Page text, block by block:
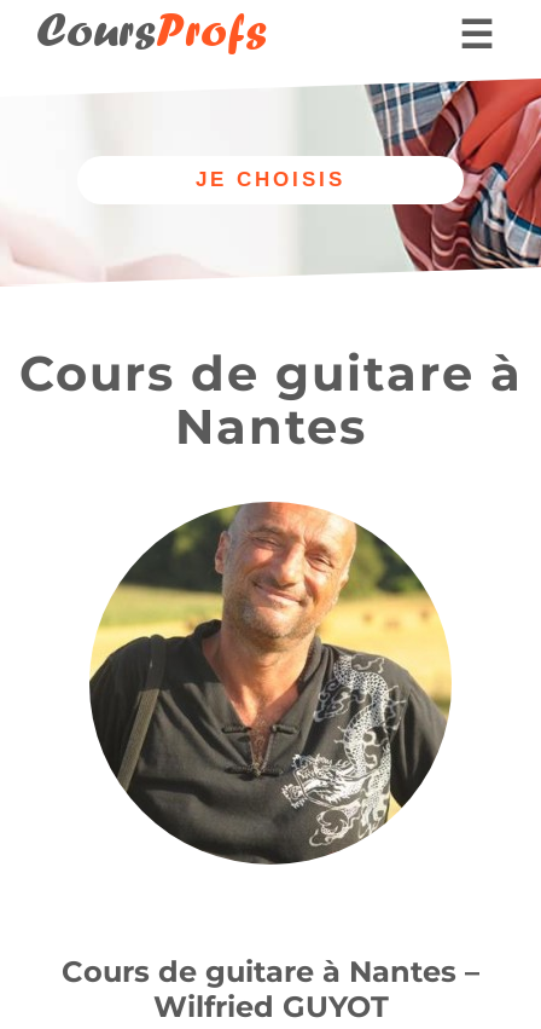
CoursProfs
Nos professeurs
Donner des cours
☰
Cours de guitare à
Nantes
Cours de guitare à Nantes –
Wilfried GUYOT